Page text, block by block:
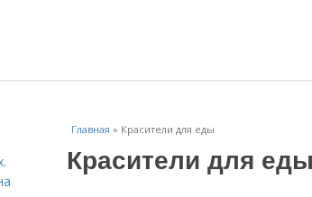
Главная » Красители для еды
Красители для еды